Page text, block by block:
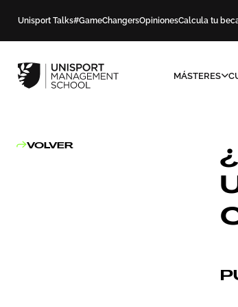
Unisport Talks#GameChangersOpinionesCalcula tu
MÁSTERES
VOLVER